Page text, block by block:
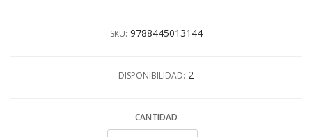
SKU: 9788445013144
DISPONIBILIDAD: 2
CANTIDAD